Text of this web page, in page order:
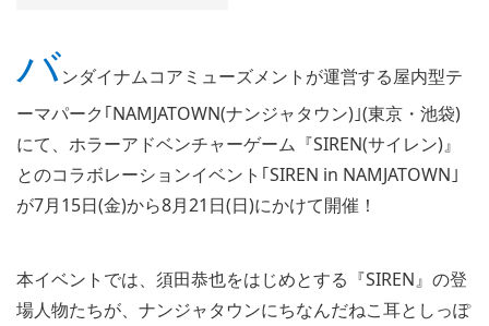
バンダイナムコアミューズメントが運営する屋内型テ
ーマパーク｢NAMJATOWN(ナンジャタウン)｣(東京・池袋)
にて、ホラーアドベンチャーゲーム『SIREN(サイレン)』
とのコラボレーションイベント｢SIREN in NAMJATOWN｣
が7月15日(金)から8月21日(日)にかけて開催！
本イベントでは、須田恭也をはじめとする『SIREN』の登
場人物たちが、ナンジャタウンにちなんだねこ耳としっぽ